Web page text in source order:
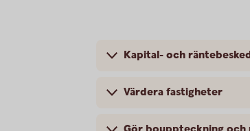
Kapital- och
Värdera fastigheter